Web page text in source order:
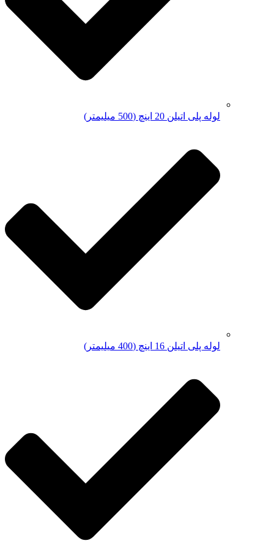
لوله پلی اتیلن 20 اینچ (500 میلیمتر)
لوله پلی اتیلن 16 اینچ (400 میلیمتر)